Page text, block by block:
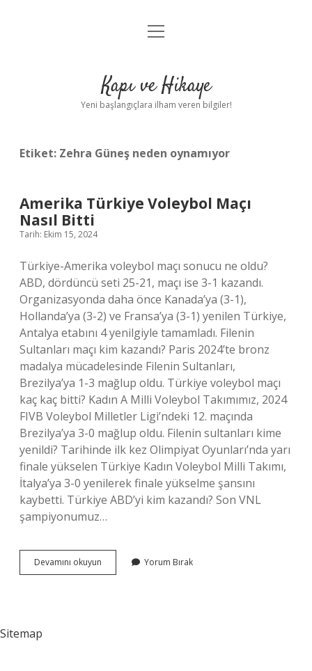
Anasayfa
Yasal Uyarı
menüyü
Kapı ve Hikaye
Yeni başlangıçlara ilham veren bilgiler!
Etiket: Zehra Güneş neden oynamıyor
Amerika Türkiye Voleybol Maçı
Nasıl Bitti
Tarih: Ekim 15, 2024
Türkiye-Amerika voleybol maçı sonucu ne oldu?
ABD, dördüncü seti 25-21, maçı ise 3-1 kazandı.
Organizasyonda daha önce Kanada’ya (3-1),
Hollanda’ya (3-2) ve Fransa’ya (3-1) yenilen Türkiye,
Antalya etabını 4 yenilgiyle tamamladı. Filenin
Sultanları maçı kim kazandı? Paris 2024’te bronz
madalya mücadelesinde Filenin Sultanları,
Brezilya’ya 1-3 mağlup oldu. Türkiye voleybol maçı
kaç kaç bitti? Kadın A Milli Voleybol Takımımız, 2024
FIVB Voleybol Milletler Ligi’ndeki 12. maçında
Brezilya’ya 3-0 mağlup oldu. Filenin sultanları kime
yenildi? Tarihinde ilk kez Olimpiyat Oyunları’nda yarı
finale yükselen Türkiye Kadın Voleybol Milli Takımı,
İtalya’ya 3-0 yenilerek finale yükselme şansını
kaybetti. Türkiye ABD’yi kim kazandı? Son VNL
şampiyonumuz…
Devamını okuyun Amerika
Türkiye
Yorum Bırak
Sitemap